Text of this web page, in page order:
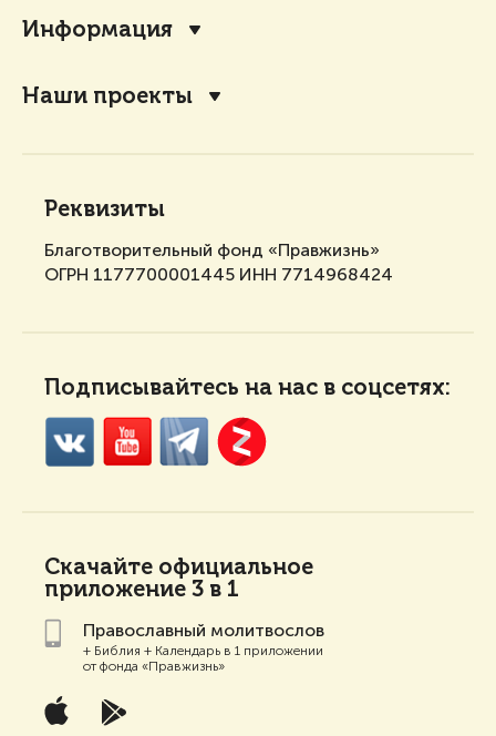
Информация
Наши проекты
Реквизиты
Благотворительный фонд «Правжизнь»
ОГРН 1177700001445 ИНН 7714968424
Подписывайтесь на нас в соцсетях:
Скачайте официальное
приложение 3 в 1
Православный молитвослов
+ Библия + Календарь в 1 приложении
от фонда «Правжизнь»